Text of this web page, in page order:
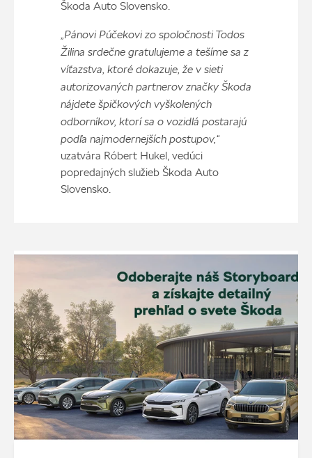
Škoda Auto Slovensko.
„Pánovi Púčekovi zo spoločnosti Todos
Žilina srdečne gratulujeme a tešíme sa z
víťazstva, ktoré dokazuje, že v sieti
autorizovaných partnerov značky Škoda
nájdete špičkových vyškolených
odborníkov, ktorí sa o vozidlá postarajú
podľa najmodernejších postupov,“
uzatvára Róbert Hukel, vedúci
popredajných služieb Škoda Auto
Slovensko.